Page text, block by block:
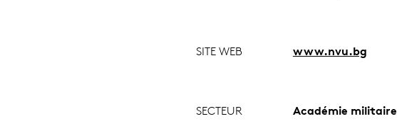
SITE WEB www.nvu.bg
SECTEUR Académie militaire